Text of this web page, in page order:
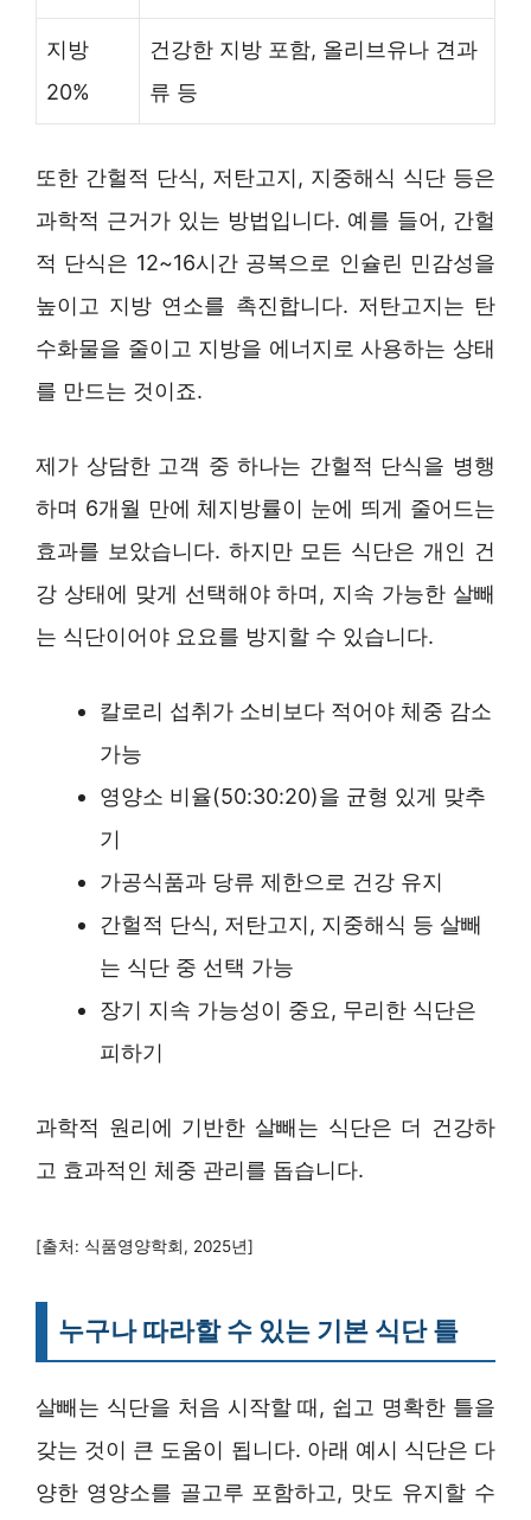
지방
20%
건강한 지방 포함, 올리브유나 견과
류 등
또한 간헐적 단식, 저탄고지, 지중해식 식단 등은
과학적 근거가 있는 방법입니다. 예를 들어, 간헐
적 단식은 12~16시간 공복으로 인슐린 민감성을
높이고 지방 연소를 촉진합니다. 저탄고지는 탄
수화물을 줄이고 지방을 에너지로 사용하는 상태
를 만드는 것이죠.
제가 상담한 고객 중 하나는 간헐적 단식을 병행
하며 6개월 만에 체지방률이 눈에 띄게 줄어드는
효과를 보았습니다. 하지만 모든 식단은 개인 건
강 상태에 맞게 선택해야 하며, 지속 가능한 살빼
는 식단이어야 요요를 방지할 수 있습니다.
칼로리 섭취가 소비보다 적어야 체중 감소
가능
영양소 비율(50:30:20)을 균형 있게 맞추
기
가공식품과 당류 제한으로 건강 유지
간헐적 단식, 저탄고지, 지중해식 등 살빼
는 식단 중 선택 가능
장기 지속 가능성이 중요, 무리한 식단은
피하기
과학적 원리에 기반한 살빼는 식단은 더 건강하
고 효과적인 체중 관리를 돕습니다.
[출처: 식품영양학회, 2025년]
누구나 따라할 수 있는 기본 식단 틀
살빼는 식단을 처음 시작할 때, 쉽고 명확한 틀을
갖는 것이 큰 도움이 됩니다. 아래 예시 식단은 다
양한 영양소를 골고루 포함하고, 맛도 유지할 수